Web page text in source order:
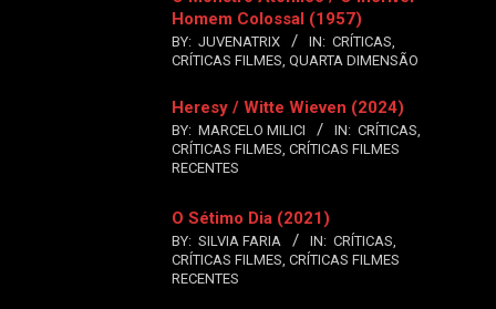
Homem Colossal (1957)
BY: JUVENATRIX IN: CRÍTICAS
CRÍTICAS FILMES QUARTA DIMENSÃO
Heresy / Witte Wieven (2024)
BY: MARCELO MILICI IN: CRÍTICAS
CRÍTICAS FILMES CRÍTICAS FILMES
RECENTES
O Sétimo Dia (2021)
BY: SILVIA FARIA IN: CRÍTICAS
CRÍTICAS FILMES CRÍTICAS FILMES
RECENTES